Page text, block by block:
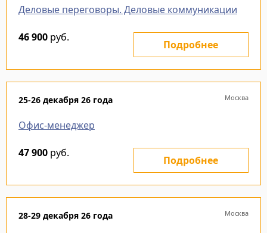
Деловые переговоры. Деловые коммуникации
46 900 руб.
Подробнее
25-26 декабря 26 года Москва
Офис-менеджер
47 900 руб.
Подробнее
28-29 декабря 26 года Москва